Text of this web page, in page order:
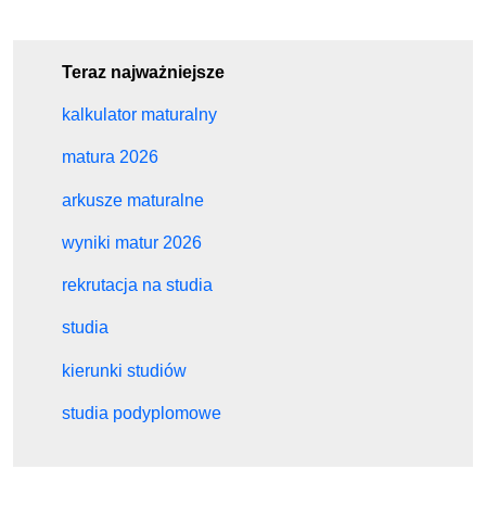
Teraz najważniejsze
kalkulator maturalny
matura 2026
arkusze maturalne
wyniki matur 2026
rekrutacja na studia
studia
kierunki studiów
studia podyplomowe